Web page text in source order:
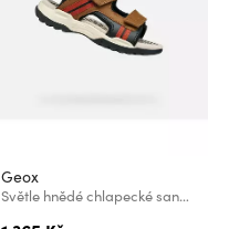
Geox
Světle hnědé chlapecké sandály Geox Borealis